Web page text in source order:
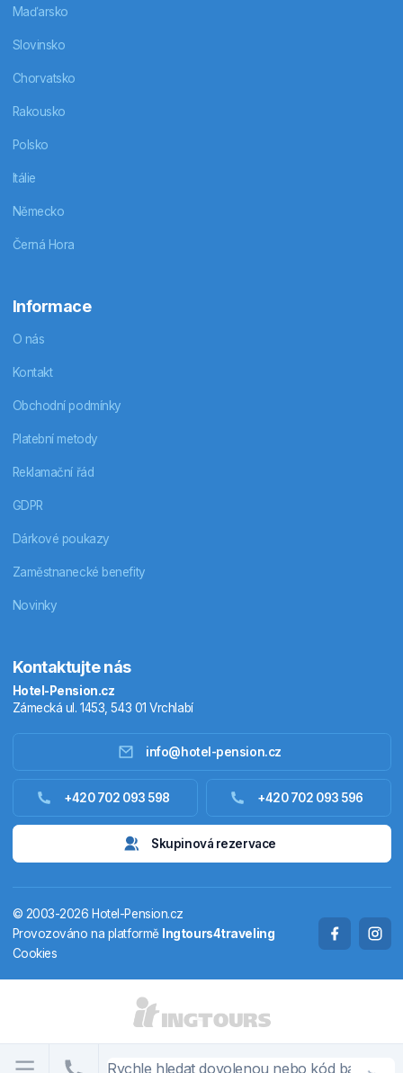
Ubytování zahraniční
Termály
Chaty a chalupy
DE
Maďarsko
Slovinsko
Chorvatsko
Rakousko
Polsko
Itálie
Německo
Černá Hora
Informace
O nás
Kontakt
Obchodní podmínky
Platební metody
Reklamační řád
GDPR
Dárkové poukazy
Zaměstnanecké benefity
Novinky
Kontaktujte nás
Hotel-Pension.cz
Zámecká ul. 1453, 543 01 Vrchlabí
info@hotel-pension.cz
+420 702 093 598 +420 702 093 596
Skupinová rezervace
© 2003-2026 Hotel-Pension.cz
Provozováno na platformě Ingtours4traveling
Cookies